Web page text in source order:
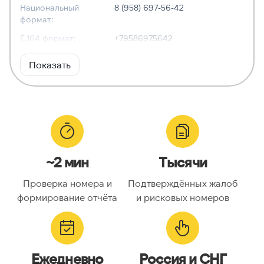
Национальный
формат:
8 (958) 697-56-42
E.164 формат:
+79586975642
RFC3966
формат:
Тип номера:
Оператор связи:
Национальный
9586975642
Код страны:
ГЕОЛОКАЦИЯ
Географическое
описание:
Показать
~2 мин
Проверка номера и
формирование отчёта
Тысячи
Подтверждённых жалоб
и рисковых номеров
Ежедневно Россия и СНГ